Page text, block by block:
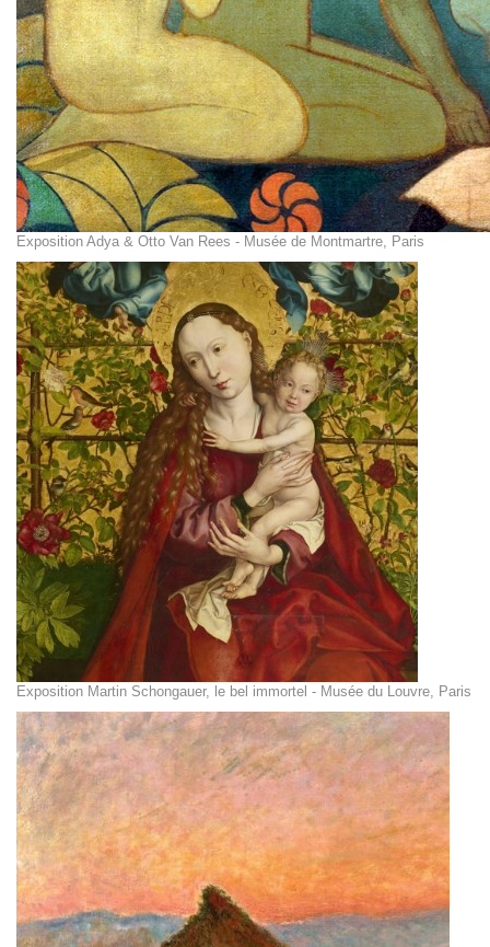
Exposition Adya & Otto Van Rees - Musée de Montmartre, Paris
Exposition Martin Schongauer, le bel immortel - Musée du Louvre, Paris